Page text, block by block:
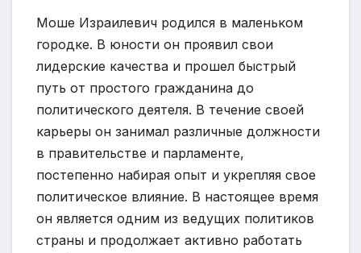
Моше Израилевич родился в маленьком
городке. В юности он проявил свои
лидерские качества и прошел быстрый
путь от простого гражданина до
политического деятеля. В течение своей
карьеры он занимал различные должности
в правительстве и парламенте,
постепенно набирая опыт и укрепляя свое
политическое влияние. В настоящее время
он является одним из ведущих политиков
страны и продолжает активно работать